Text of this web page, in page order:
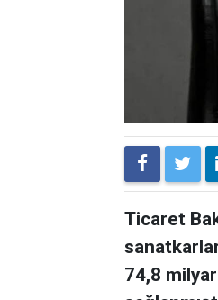
Ticaret
74,8